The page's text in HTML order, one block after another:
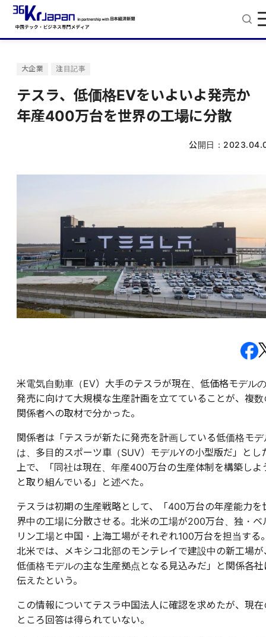
大企業 注目記事
テスラ、低価格EVをいよいよ発売か
年産400万台を世界の工場に分散
公開日：
米電気自動車（EV）大手のテスラが現在、低価格モデルの
発売に向けて大規模な生産計画を立てていることが、複数
関係者への取材で分かった。
関係者は「テスラが新たに発売を計画している低価格モデ
は、多目的スポーツ車（SUV）モデルYの小型版だ」とし
上で、「同社は現在、年産400万台の生産体制を構築しよ
と取り組んでいる」と述べた。
テスラは初期の生産戦略として、「400万台の年産能力を
界中の工場に分散させる。北米の工場が200万台、独・ベ
リン工場と中国・上海工場がそれぞれ100万台を担当する
北米では、メキシコ北部のモンテレイで建設中の新工場が
低価格モデルの主な生産拠点となる見込みだ」と関係各社
伝えたという。
この情報についてテスラ中国法人に確認を求めたが、現在
ところ回答は得られていない。